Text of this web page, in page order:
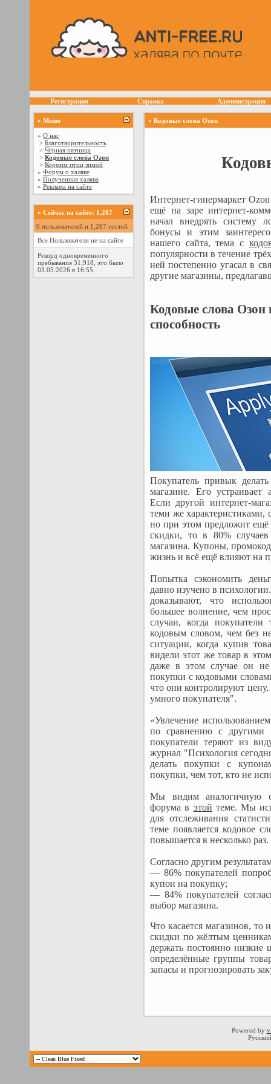
Регистрация Справка Администрация
» Меню
» О нас
> Благотворительность
> Чёрная пятница
> Кодовые слова Ozon
> Кормим птиц зимой
» Форум о халяве
» Полученная халява
» Реклама на сайте
» Сейчас на сайте: 1,287
0 пользователей и 1,287 гостей
Все Пользователи не на сайте
Рекорд одновременного
пребывания 31,918, это было
03.05.2026 в 16:55.
» Кодовые слова Ozon
Интернет-гипермаркет
ещё на заре интернет-
начал внедрять систему
бонусы и этим
нашего сайта, тема с
популярности в течение
ней постепенно угасал в
другие магазины,
Кодовые слова
способность
Покупатель привык
магазине. Его устраивает
Если другой интернет-
теми же характеристиками,
но при этом предложит
скидки, то в 80%
магазина. Купоны,
жизнь и всё ещё влияют на
Попытка сэкономить
давно изучено в
доказывают, что
большее волнение, чем
случаи, когда
кодовым словом, чем без
ситуации, когда купив
видели этот же товар в
даже в этом случае он не
покупки с кодовыми
что они контролируют цену,
умного покупателя".
«Увлечение
по сравнению с другими
покупатели теряют из
журнал "Психология
делать покупки с
покупки, чем тот, кто не
Мы видим аналогичную
форума в этой теме. Мы
для отслеживания
теме появляется кодовое
повышается в несколько раз.
Согласно другим
— 86% покупателей
купон на покупку;
— 84% покупателей
выбор магазина.
Что касается магазинов, то
скидки по жёлтым
держать постоянно
определённые группы
запасы и прогнозировать
Powered by